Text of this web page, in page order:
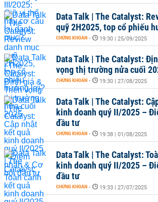
Data Talk | The Catalyst:
quỹ 2H2025, top cổ phiếu
CHỨNG KHOÁN - 19:30 | 25/09/2025
Data Talk | The Catalyst:
vọng thị trường nửa cuối
CHỨNG KHOÁN - 19:30 | 27/08/2025
Data Talk | The Catalyst:
kinh doanh quý II/2025 –
đầu tư
CHỨNG KHOÁN - 19:38 | 01/08/2025
Data Talk | The Catalyst:
kinh doanh quý II/2025 –
đầu tư
CHỨNG KHOÁN - 19:33 | 27/07/2025